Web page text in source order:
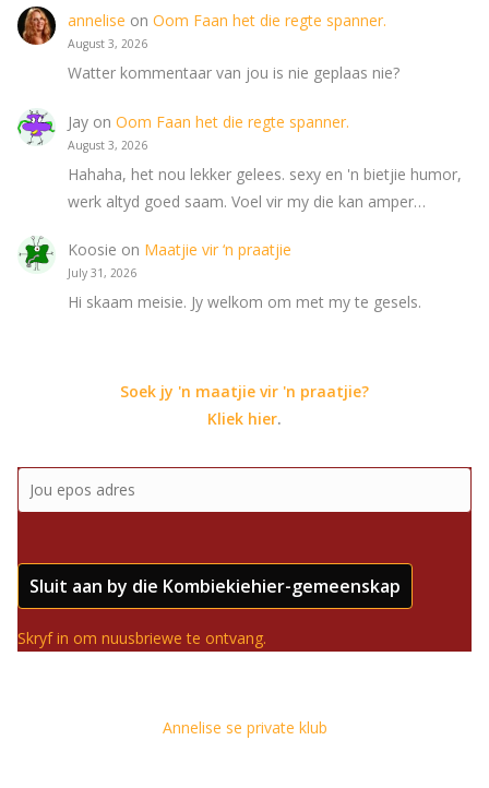
annelise on Oom Faan het die regte spanner.
August 3, 2026
Watter kommentaar van jou is nie geplaas nie?
Jayon Oom Faan het die regte spanner.
August 3, 2026
Hahaha, het nou lekker gelees. sexy en 'n bietjie humor,
werk altyd goed saam. Voel vir my die kan amper…
Koosie on Maatjie vir ‘n praatjie
July 31, 2026
Hi skaam meisie. Jy welkom om met my te gesels.
Soek jy 'n maatjie vir 'n praatjie?
Kliek hier.
Sluit aan by die Kombiekiehier-gemeenskap
Skryf in om nuusbriewe te ontvang.
Annelise se private klub